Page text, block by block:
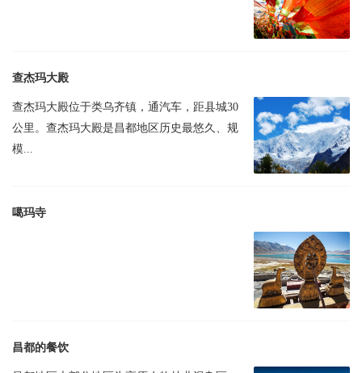
查杰玛大殿
查杰玛大殿位于类乌齐镇，通汽车，距县城30
公里。查杰玛大殿是昌都地区历史最悠久、规
模...
噶玛寺
昌都的餐饮